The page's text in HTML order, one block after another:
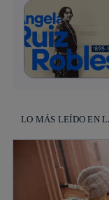
LO MÁS LEÍDO EN